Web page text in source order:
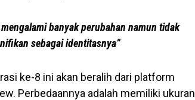
banyak perubahan namun tidak
sebagai identitasnya”
ke-8 ini akan beralih dari platform
Perbedaannya adalah memiliki ukuran